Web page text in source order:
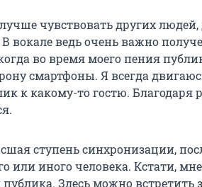
чувствовать других
вокале ведь очень важно
во время моего пения
смартфоны. Я всегда
к какому-то гостю. Благодаря
ступень синхронизации,
иного человека. Кстати,
Здесь можно встретить